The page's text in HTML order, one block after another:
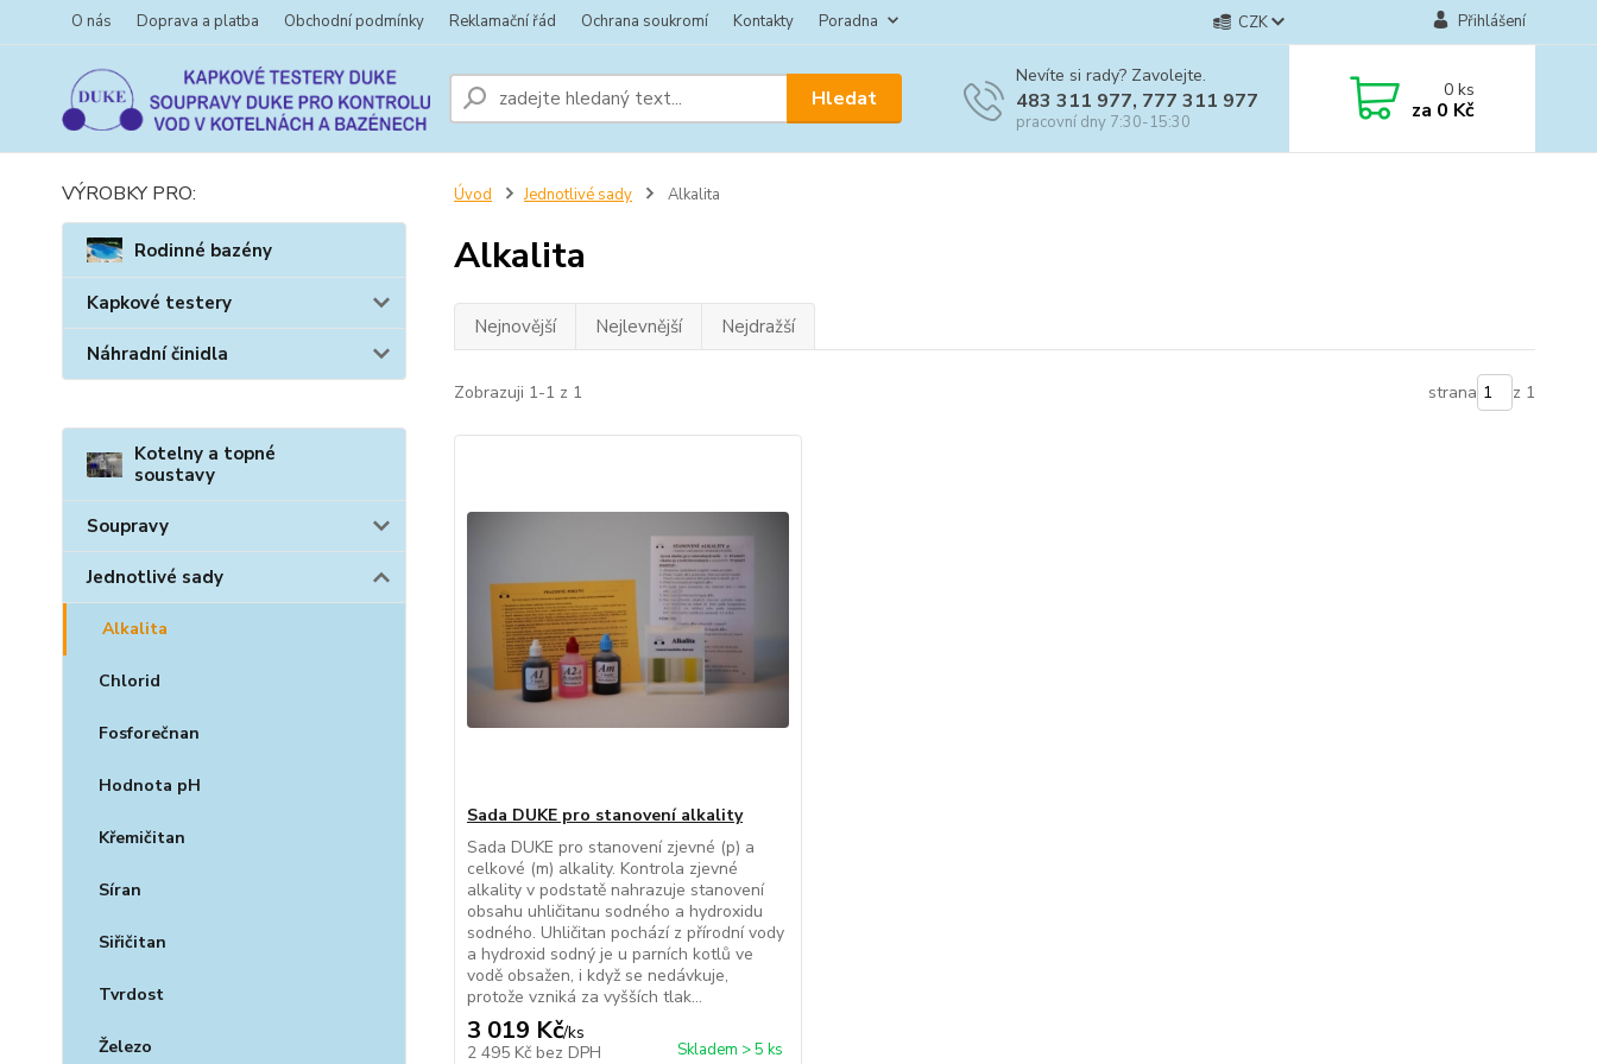
O nás Doprava a platba Obchodní podmínky Reklamační řád Ochrana soukromí Kontakty Poradna CZK Přihlášení
Hledat
Nevíte si rady? Zavolejte.
483 311 977, 777 311 977
pracovní dny 7:30-15:30
0ks
za 0 Kč
VÝROBKY PRO:
Rodinné bazény
Kapkové testery
Náhradní činidla
Kotelny a topné
soustavy
Soupravy
Jednotlivé sady
Alkalita
Chlorid
Fosforečnan
Hodnota pH
Křemičitan
Síran
Siřičitan
Tvrdost
Železo
Úvod Jednotlivé sady Alkalita
Alkalita
Nejnovější Nejlevnější Nejdražší
Zobrazuji 1-1 z 1 strana z 1
Sada DUKE pro stanovení alkality
Sada DUKE pro stanovení zjevné (p) a
celkové (m) alkality. Kontrola zjevné
alkality v podstatě nahrazuje stanovení
obsahu uhličitanu sodného a hydroxidu
sodného. Uhličitan pochází z přírodní vody
a hydroxid sodný je u parních kotlů ve
vodě obsažen, i když se nedávkuje,
protože vzniká za vyšších tlak...
3 019 Kč/ks
2 495 Kč bez DPH Skladem > 5 ks